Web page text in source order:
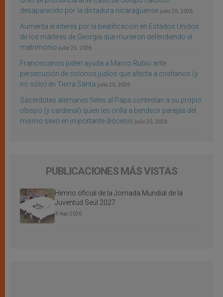
desaparecido por la dictadura nicaragüense julio 25, 2026
Aumenta el interés por la beatificación en Estados Unidos
de los mártires de Georgia que murieron defendiendo el
matrimonio julio 25, 2026
Franciscanos piden ayuda a Marco Rubio ante
persecución de colonos judíos que afecta a cristianos (y
no sólo) en Tierra Santa julio 25, 2026
Sacerdotes alemanes fieles al Papa contestan a su propio
obispo (y cardenal) quien les orilla a bendecir parejas del
mismo sexo en importante diócesis julio 25, 2026
PUBLICACIONES MÁS VISTAS
Himno oficial de la Jornada Mundial de la
Juventud Seúl 2027
3 Ago 2026